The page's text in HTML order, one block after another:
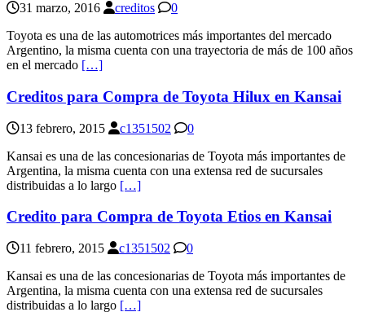
31 marzo, 2016 creditos
0
Toyota es una de las automotrices más importantes del mercado
Argentino, la misma cuenta con una trayectoria de más de 100 años
en el mercado […]
Creditos para Compra de Toyota Hilux en Kansai
13 febrero, 2015 c1351502
0
Kansai es una de las concesionarias de Toyota más importantes de
Argentina, la misma cuenta con una extensa red de sucursales
distribuidas a lo largo […]
Credito para Compra de Toyota Etios en Kansai
11 febrero, 2015 c1351502
0
Kansai es una de las concesionarias de Toyota más importantes de
Argentina, la misma cuenta con una extensa red de sucursales
distribuidas a lo largo […]